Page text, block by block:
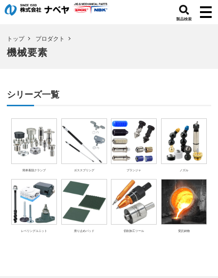
製品検索
トップ プロダクト
機械要素
シリーズ一覧
簡単着脱クランプ ガススプリング プランジャ ノズル
レベリングユニット 滑り止めパッド 切削加工ツール 受託鋳物